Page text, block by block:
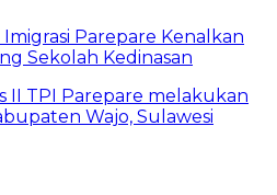
Imigrasi Parepare Kenalkan
Sekolah Kedinasan